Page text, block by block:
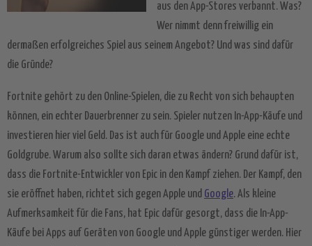
aus den App-Stores verbannt. Was?
Wer nimmt denn freiwillig ein
dermaßen erfolgreiches Spiel aus seinem Angebot? Und was sind dafür
die Gründe?
Fortnite gehört zu den Online-Spielen, die zu Recht von sich behaupten
können, ein echter Dauerbrenner zu sein. Spieler nutzen In-App-Käufe und
investieren hier viel Geld. Das ist auch für Google und Apple eine echte
Goldgrube. Warum also sollte sich daran etwas ändern? Grund dafür ist,
dass die Fortnite-Entwickler von Epic in den Kampf ziehen. Der Kampf, den
sie eröffnet haben, richtet sich gegen Apple und Google. Als kleine
Aufmerksamkeit für die Fans, hat Epic dafür gesorgt, dass die In-App-
Käufe bei Apps auf Geräten von Google und Apple günstiger werden. Hier